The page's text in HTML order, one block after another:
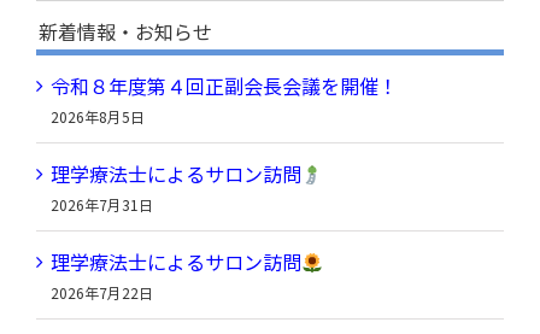
ー
カ
イ
ブ
新着情報・お知らせ
令和８年度第４回正副会長会議を開催！
2026年8月5日
理学療法士によるサロン訪問
2026年7月31日
理学療法士によるサロン訪問
2026年7月22日